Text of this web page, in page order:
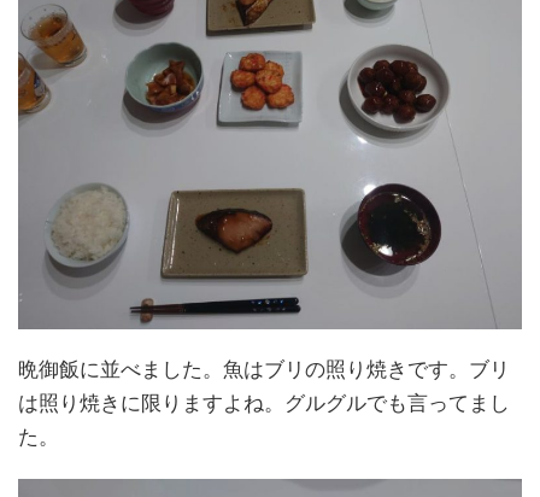
晩御飯に並べました。魚はブリの照り焼きです。ブリ
は照り焼きに限りますよね。グルグルでも言ってまし
た。